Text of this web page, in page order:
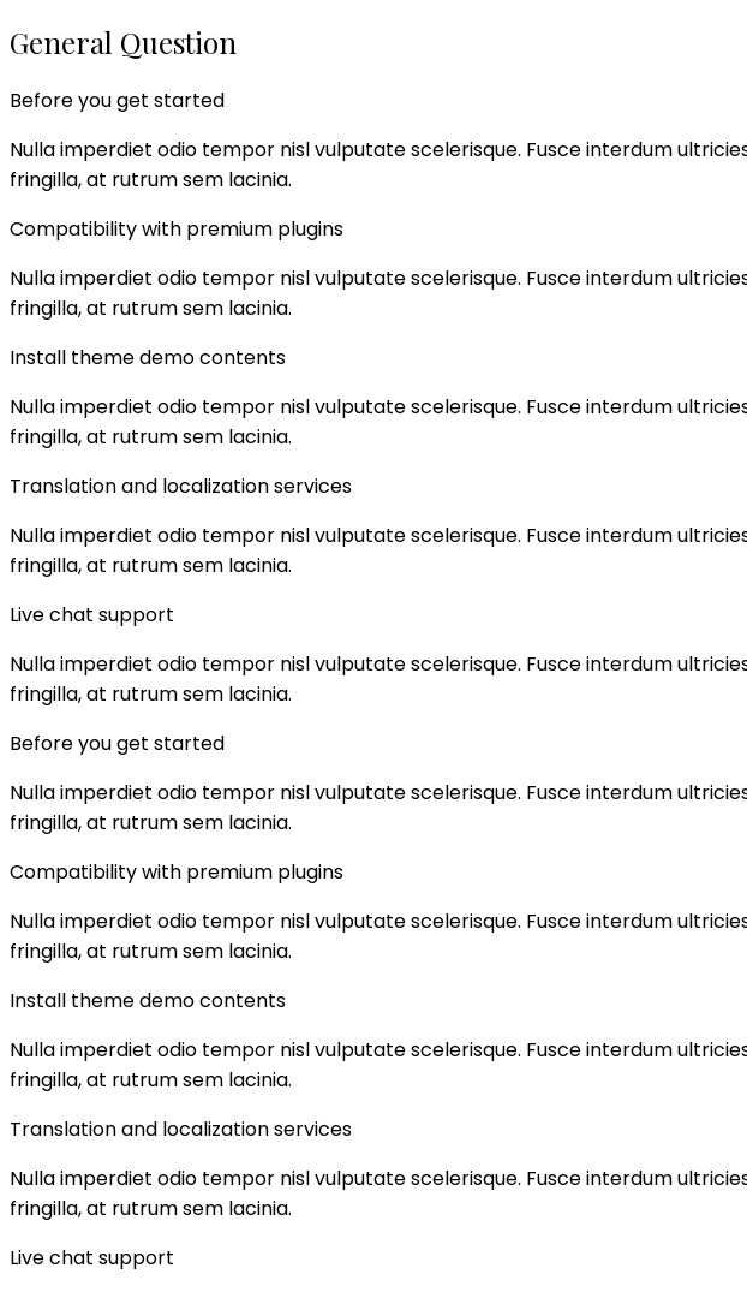
General Question
Before you get started
Nulla imperdiet odio tempor nisl vulputate scelerisque. Fusce interdum
fringilla, at rutrum sem lacinia.
Compatibility with premium plugins
Nulla imperdiet odio tempor nisl vulputate scelerisque. Fusce interdum
fringilla, at rutrum sem lacinia.
Install theme demo contents
Nulla imperdiet odio tempor nisl vulputate scelerisque. Fusce interdum
fringilla, at rutrum sem lacinia.
Translation and localization services
Nulla imperdiet odio tempor nisl vulputate scelerisque. Fusce interdum
fringilla, at rutrum sem lacinia.
Live chat support
Nulla imperdiet odio tempor nisl vulputate scelerisque. Fusce interdum
fringilla, at rutrum sem lacinia.
Before you get started
Nulla imperdiet odio tempor nisl vulputate scelerisque. Fusce interdum
fringilla, at rutrum sem lacinia.
Compatibility with premium plugins
Nulla imperdiet odio tempor nisl vulputate scelerisque. Fusce interdum
fringilla, at rutrum sem lacinia.
Install theme demo contents
Nulla imperdiet odio tempor nisl vulputate scelerisque. Fusce interdum
fringilla, at rutrum sem lacinia.
Translation and localization services
Nulla imperdiet odio tempor nisl vulputate scelerisque. Fusce interdum
fringilla, at rutrum sem lacinia.
Live chat support